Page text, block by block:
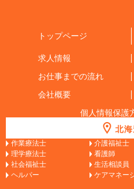
トップページ
求人情報
お仕事までの流れ
会社概要
個人情報保護
北
作業療法士 介護福祉士
理学療法士
看護師
社会福祉士
生活相談員
ヘルパー
ケアマネー